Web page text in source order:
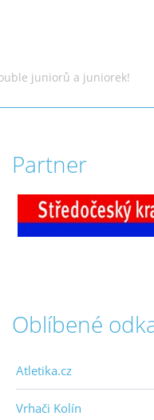
juniorů a juniorek!
Partner
Oblíbené
Atletika.cz
Vrhači Kolín